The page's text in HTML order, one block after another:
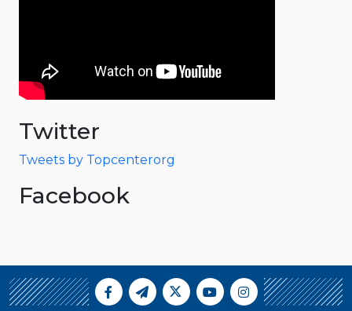
Twitter
Tweets by Topcenterorg
Facebook